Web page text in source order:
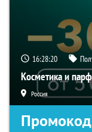
16:28:20
Косметика и
Россия
Промокод